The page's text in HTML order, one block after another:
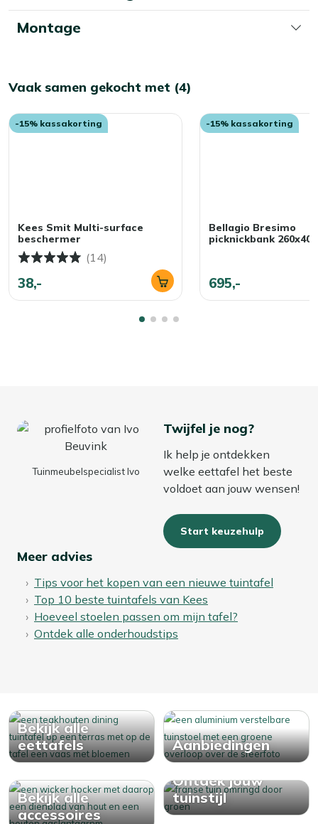
Montage
Vaak samen gekocht met (4)
-15% kassakorting
Kees Smit Multi-surface
beschermer
(14)
38,-
-15% kassakorting
Bellagio Bresimo
picknickbank
695,-
Tuinmeubelspecialist Ivo
Twijfel je nog?
Ik help je ontdekken
welke eettafel het beste
voldoet aan jouw wensen!
Start keuzehulp
Meer advies
Tips voor het kopen van een nieuwe tuintafel
Top 10 beste tuintafels van Kees
Hoeveel stoelen passen om mijn tafel?
Ontdek alle onderhoudstips
Bekijk alle
eettafels
Aanbiedingen
Bekijk alle
accessoires
Ontdek jouw
tuinstijl